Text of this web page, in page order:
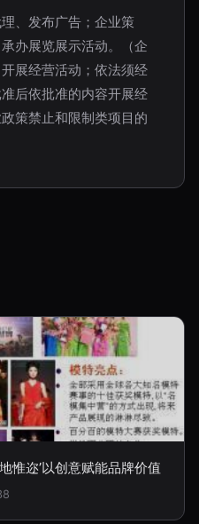
、发布广告；企业策
办展览展示活动。（企
展经营活动；依法须经
后依批准的内容开展经
策禁止和限制类项目的
惟迩’以创意赋能品牌价值